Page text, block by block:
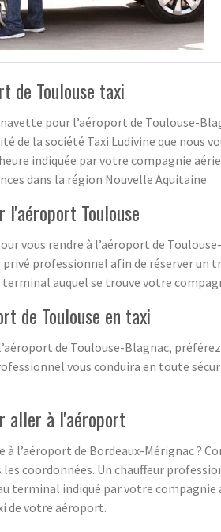
de Toulouse taxi
navette pour l’aéroport de Toulouse-
de la société Taxi Ludivine que
indiquée par votre compagnie
dans la région Nouvelle Aquitaine
l'aéroport Toulouse
vous rendre à l’aéroport de
privé professionnel afin de réserver
terminal auquel se trouve votre
de Toulouse en taxi
de Toulouse-Blagnac,
vous conduira en toute
aller à l'aéroport
à l’aéroport de Bordeaux-Mérignac
coordonnées. Un chauffeur
terminal indiqué par votre
de votre aéroport.